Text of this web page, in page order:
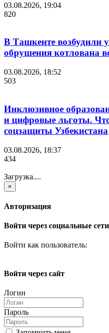
03.08.2026, 19:04
820
В Ташкенте возбудили
обрушения котлована
03.08.2026, 18:52
503
Инклюзивное
и цифровые льготы.
соцзащиты Узбекистана
03.08.2026, 18:37
434
Загрузка....
×
Авторизация
Войти через социальные сети
Войти как пользователь:
Войти через сайт
Логин
Пароль